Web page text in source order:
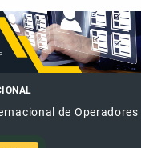
de Operadores